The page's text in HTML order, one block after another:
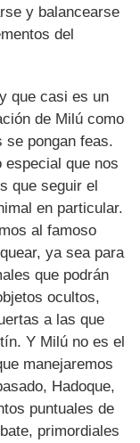
y balancearse
del
que casi es un
de Milú como
se pongan feas.
especial que nos
que seguir el
en particular.
al famoso
ya sea para
que podrán
ocultos,
a las que
Y Milú no es el
manejaremos
Hadoque,
puntuales de
primordiales